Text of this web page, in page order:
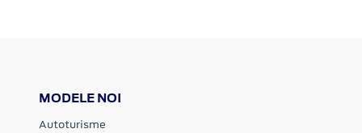
MODELE NOI
Autoturisme